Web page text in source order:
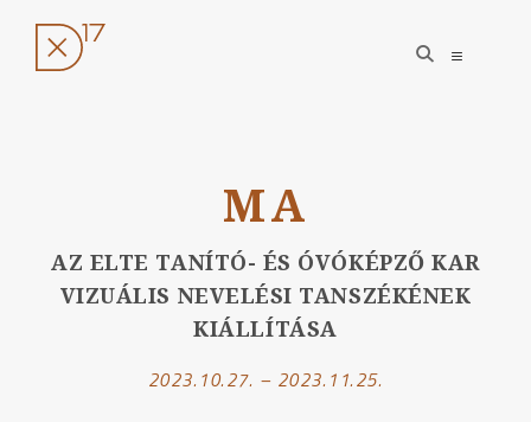
open
search
open
MA
AZ ELTE TANÍTÓ- ÉS ÓVÓKÉPZŐ KAR
VIZUÁLIS NEVELÉSI TANSZÉKÉNEK
KIÁLLÍTÁSA
2023.10.27. – 2023.11.25.